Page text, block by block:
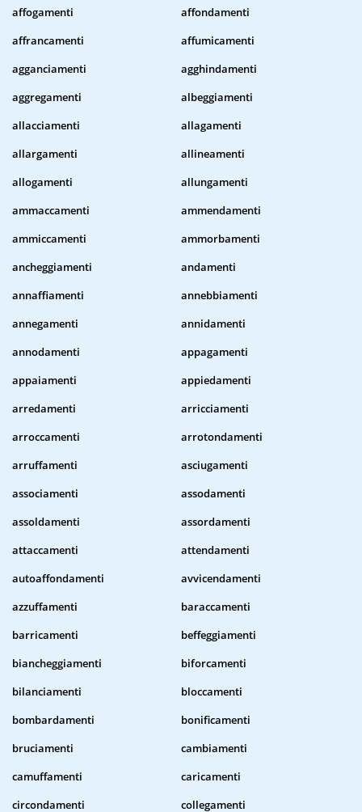
affogamenti
affondamenti
affrancamenti
affumicamenti
agganciamenti
agghindamenti
aggregamenti
albeggiamenti
allacciamenti
allagamenti
allargamenti
allineamenti
allogamenti
allungamenti
ammaccamenti
ammendamenti
ammiccamenti
ammorbamenti
ancheggiamenti
andamenti
annaffiamenti
annebbiamenti
annegamenti
annidamenti
annodamenti
appagamenti
appaiamenti
appiedamenti
arredamenti
arricciamenti
arroccamenti
arrotondamenti
arruffamenti
asciugamenti
associamenti
assodamenti
assoldamenti
assordamenti
attaccamenti
attendamenti
autoaffondamenti
avvicendamenti
azzuffamenti
baraccamenti
barricamenti
beffeggiamenti
biancheggiamenti
biforcamenti
bilanciamenti
bloccamenti
bombardamenti
bonificamenti
bruciamenti
cambiamenti
camuffamenti
caricamenti
circondamenti
collegamenti